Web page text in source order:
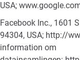
USA;
Facebook Inc., 1601
94304, USA; http://
information om